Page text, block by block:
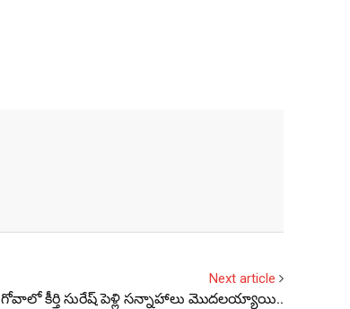
Next article
గోవాలో కీర్తి సురేష్ పెళ్లి సన్నాహాలు మొదలయ్యాయి..